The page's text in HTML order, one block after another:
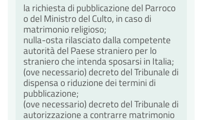
la richiesta di pubblicazione del Parroco
o del Ministro del Culto, in caso di
matrimonio religioso;
nulla-osta rilasciato dalla competente
autorità del Paese straniero per lo
straniero che intenda sposarsi in Italia;
(ove necessario) decreto del Tribunale di
dispensa o riduzione dei termini di
pubblicazione;
(ove necessario) decreto del Tribunale di
autorizzazione a contrarre matrimonio